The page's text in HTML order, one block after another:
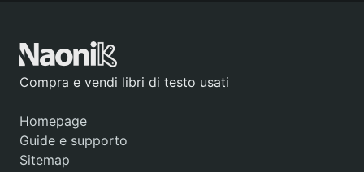
Compra e vendi libri di testo usati
Homepage
Guide e supporto
Sitemap